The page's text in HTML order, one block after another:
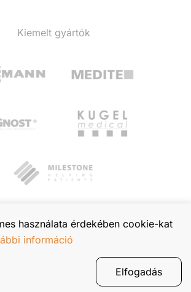
használata érdekében cookie-kat
információ
Elfogadás
Kiemelt gyártók
Kft. Minden jog fenntartva.
tájékoztató